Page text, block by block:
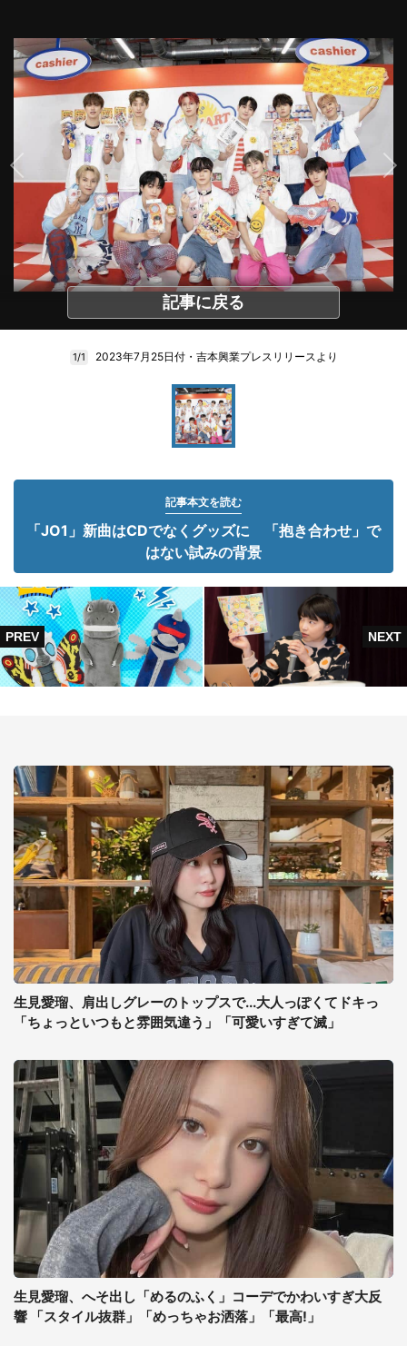
記事に戻る
1/1 2023年7月25日付・吉本興業プレスリリースより
記事本文を読む
「JO1」新曲はCDでなくグッズに 「抱き合わせ」で
はない試みの背景
生見愛瑠、肩出しグレーのトップスで...大人っぽくてドキっ
「ちょっといつもと雰囲気違う」「可愛いすぎて滅」
生見愛瑠、へそ出し「めるのふく」コーデでかわいすぎ大反
響 「スタイル抜群」「めっちゃお洒落」「最高!」